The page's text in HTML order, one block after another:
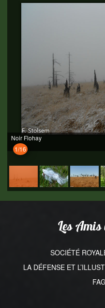
Noir Flohay
1/16
Les Amis
SOCIÉTÉ
LA DÉFENSE ET